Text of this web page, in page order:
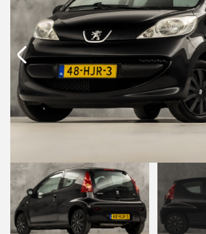
Over ons
Vacature
Contact